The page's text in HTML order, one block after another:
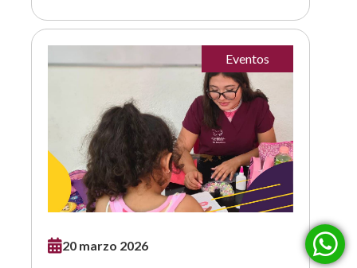
Eventos
20 marzo 2026